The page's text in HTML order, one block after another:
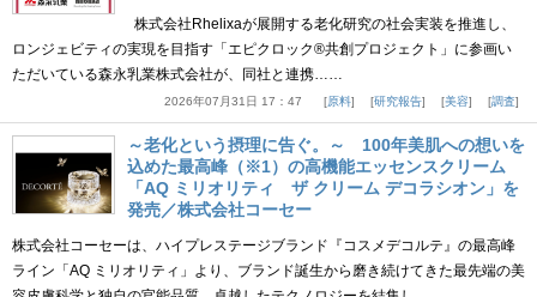
株式会社Rhelixaが展開する老化研究の社会実装を推進し、
ロンジェビティの実現を目指す「エピクロック®共創プロジェクト」に参画い
ただいている森永乳業株式会社が、同社と連携……
2026年07月31日 17：47 原料 研究報告 美容 調査
～老化という摂理に告ぐ。～ 100年美肌への想いを
込めた最高峰（※1）の高機能エッセンスクリーム
「AQ ミリオリティ ザ クリーム デコラシオン」を
発売／株式会社コーセー
株式会社コーセーは、ハイプレステージブランド『コスメデコルテ』の最高峰
ライン「AQ ミリオリティ」より、ブランド誕生から磨き続けてきた最先端の美